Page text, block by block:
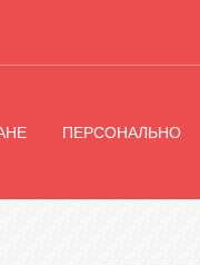
ПЕРСОНАЛЬНО